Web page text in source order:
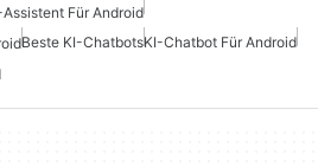
Für Android
Beste KI-ChatbotsKI-Chatbot Für Android